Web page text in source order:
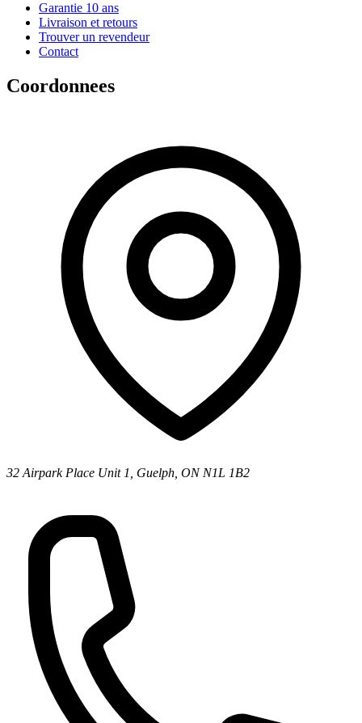
Garantie 10 ans
Livraison et retours
Trouver un revendeur
Contact
Coordonnees
32 Airpark Place Unit 1, Guelph, ON N1L 1B2